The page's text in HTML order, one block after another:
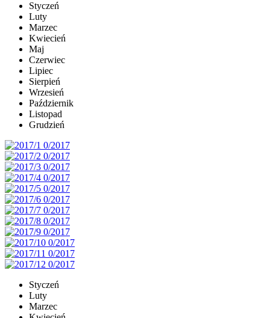
Styczeń
Luty
Marzec
Kwiecień
Maj
Czerwiec
Lipiec
Sierpień
Wrzesień
Październik
Listopad
Grudzień
Styczeń
Luty
Marzec